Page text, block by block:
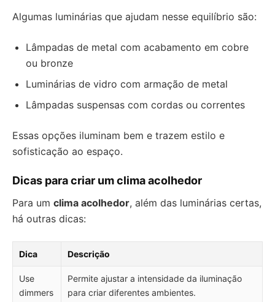
Algumas luminárias que ajudam nesse equilíbrio são:
Lâmpadas de metal com acabamento em cobre
ou bronze
Luminárias de vidro com armação de metal
Lâmpadas suspensas com cordas ou correntes
Essas opções iluminam bem e trazem estilo e
sofisticação ao espaço.
Dicas para criar um clima acolhedor
Para um clima acolhedor, além das luminárias certas,
há outras dicas:
Dica Descrição
Use
dimmers
Permite ajustar a intensidade da iluminação
para criar diferentes ambientes.